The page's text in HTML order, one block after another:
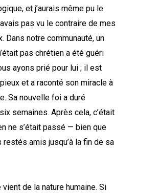
et j’aurais même pu le
pas vu le contraire de mes
Dans notre communauté, un
pas chrétien a été guéri
ayons prié pour lui ; il est
et a raconté son miracle à
Sa nouvelle foi a duré
semaines. Après cela, c’était
ne s’était passé — bien que
amis jusqu’à la fin de sa
vient de la nature humaine. Si